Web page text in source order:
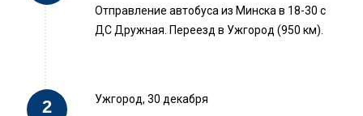
Отправление автобуса из Минска в 18-30 с
ДС Дружная. Переезд в Ужгород (950 км).
Ужгород, 30 декабря